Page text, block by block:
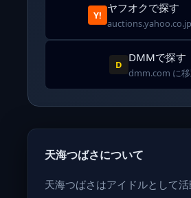
Y!
ヤフオクで探す
D
DMMで探す
dmm.com に
天海つばさについて
天海つばさはアイドルとして